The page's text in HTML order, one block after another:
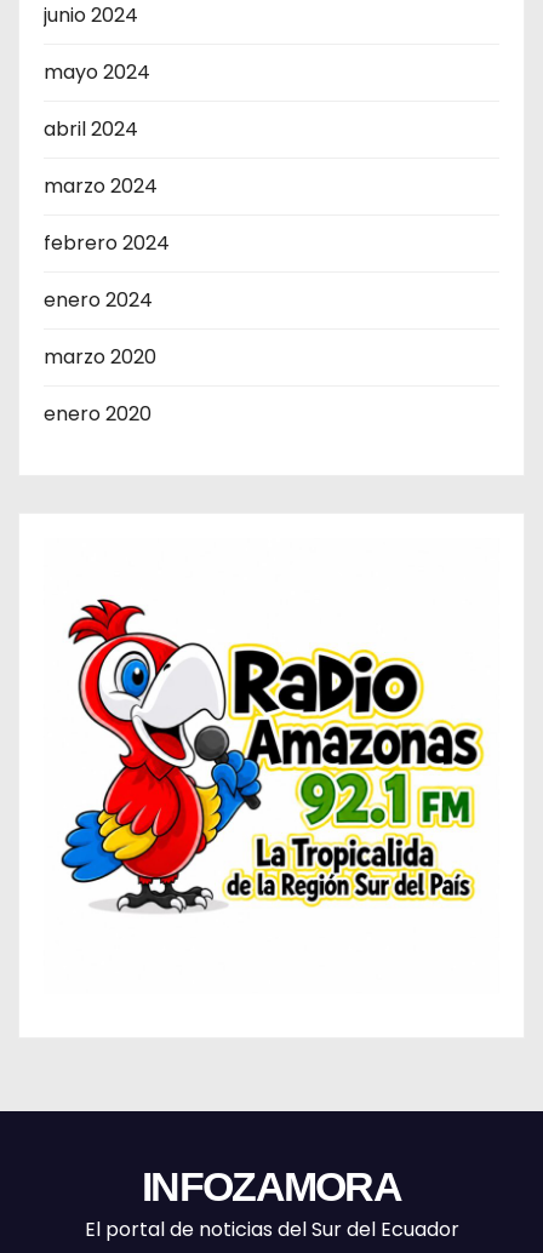
junio 2024
mayo 2024
abril 2024
marzo 2024
febrero 2024
enero 2024
marzo 2020
enero 2020
INFOZAMORA
El portal de noticias del Sur del Ecuador